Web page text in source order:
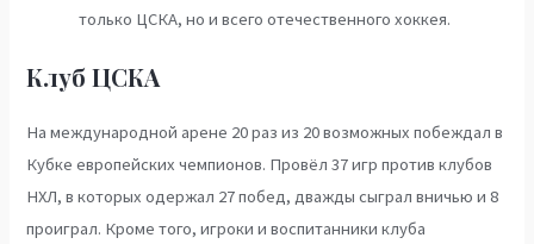
только ЦСКА, но и всего отечественного хоккея.
Клуб ЦСКА
На международной арене 20 раз из 20 возможных побеждал в
Кубке европейских чемпионов. Провёл 37 игр против клубов
НХЛ, в которых одержал 27 побед, дважды сыграл вничью и 8
проиграл. Кроме того, игроки и воспитанники клуба